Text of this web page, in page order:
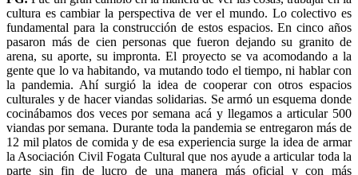
cultura es cambiar la perspectiva de ver el mundo. Lo colectivo es
fundamental para la construcción de estos espacios. En cinco años
pasaron más de cien personas que fueron dejando su granito de
arena, su aporte, su impronta. El proyecto se va acomodando a la
gente que lo va habitando, va mutando todo el tiempo, ni hablar con
la pandemia. Ahí surgió la idea de cooperar con otros espacios
culturales y de hacer viandas solidarias. Se armó un esquema donde
cocinábamos dos veces por semana acá y llegamos a articular 500
viandas por semana. Durante toda la pandemia se entregaron más de
12 mil platos de comida y de esa experiencia surge la idea de armar
la Asociación Civil Fogata Cultural que nos ayude a articular toda la
parte sin fin de lucro de una manera más oficial y con más